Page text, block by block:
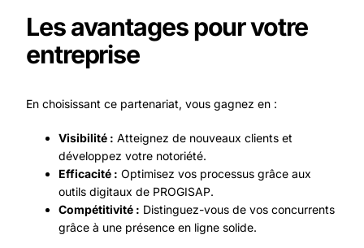
Les avantages pour votre
entreprise
En choisissant ce partenariat, vous gagnez en :
Visibilité : Atteignez de nouveaux clients et
développez votre notoriété.
Efficacité : Optimisez vos processus grâce aux
outils digitaux de PROGISAP.
Compétitivité : Distinguez-vous de vos concurrents
grâce à une présence en ligne solide.